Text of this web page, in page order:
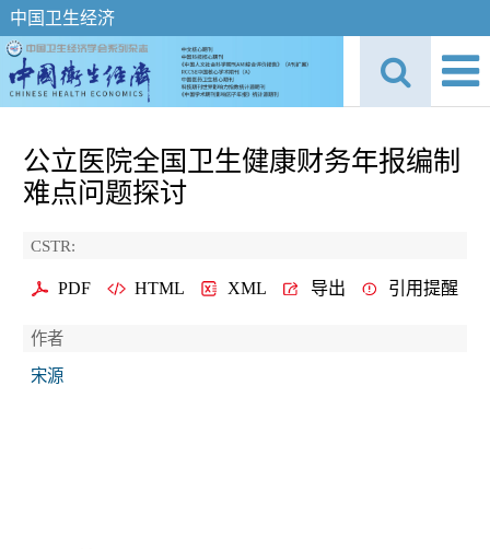
中国卫生经济
公立医院全国卫生健康财务年报编制
难点问题探讨
CSTR:
PDF HTML XML 导出 引用提醒
作者
宋源